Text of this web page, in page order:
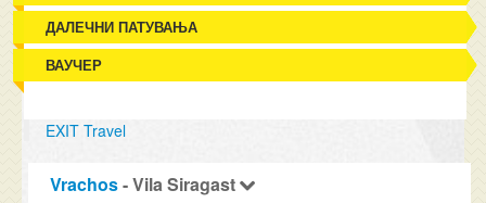
ДАЛЕЧНИ ПАТУВАЊА
ВАУЧЕР
EXIT Travel
Vrachos- Vila Siragast